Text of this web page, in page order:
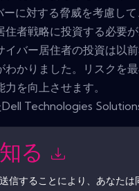
ーに対する脅威を考慮し
住者戦略に投資する必要
イバー居住者の投資は以
かりました。リスクを
を向上させます。
Technologies
る
信することにより、あなたは